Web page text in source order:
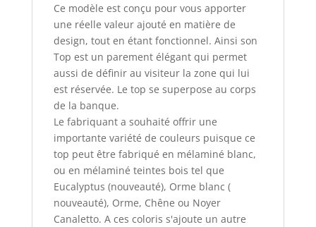
Ce modèle est conçu pour vous apporter
une réelle valeur ajouté en matière de
design, tout en étant fonctionnel. Ainsi son
Top est un parement élégant qui permet
aussi de définir au visiteur la zone qui lui
est réservée. Le top se superpose au corps
de la banque.
Le fabriquant a souhaité offrir une
importante variété de couleurs puisque ce
top peut être fabriqué en mélaminé blanc,
ou en mélaminé teintes bois tel que
Eucalyptus (nouveauté), Orme blanc (
nouveauté), Orme, Chêne ou Noyer
Canaletto. A ces coloris s'ajoute un autre